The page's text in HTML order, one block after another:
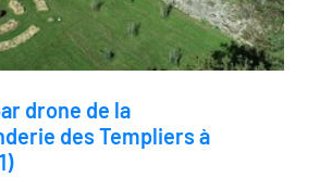
drone de la
des Templiers à